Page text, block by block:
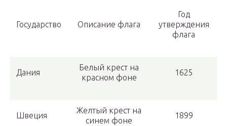
Государство Описание флага
Год
утверждения
флага
Дания
Белый крест на
красном фоне
1625
Швеция
Желтый крест на
синем фоне
1899